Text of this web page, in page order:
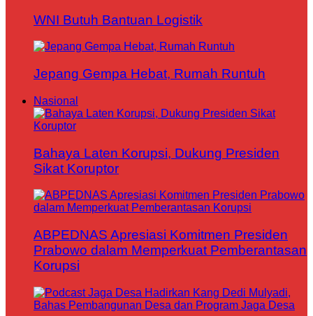
WNI Butuh Bantuan Logistik
Jepang Gempa Hebat, Rumah Runtuh
Nasional
Bahaya Laten Korupsi, Dukung Presiden
Sikat Koruptor
ABPEDNAS Apresiasi Komitmen Presiden
Prabowo dalam Memperkuat Pemberantasan
Korupsi